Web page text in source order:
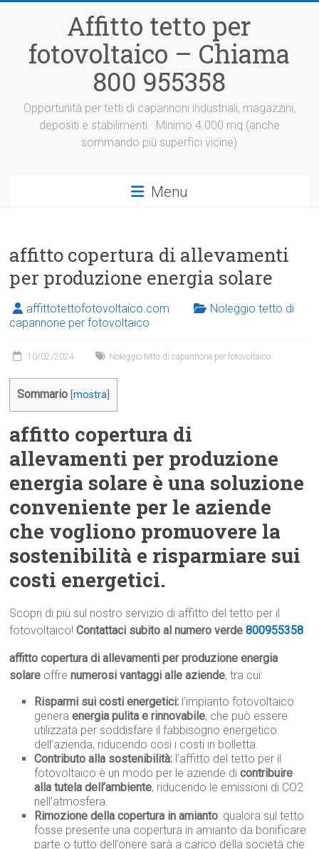
Affitto tetto per
fotovoltaico – Chiama
800 955358
Opportunità per tetti di capannoni industriali, magazzini,
depositi e stabilimenti · Minimo 4.000 mq (anche
sommando più superfici vicine)
Menu
affitto copertura di allevamenti
per produzione energia solare
affittotettofotovoltaico.com
Noleggio tetto di
capannone per fotovoltaico
10/02/2024 Noleggio tetto di capannone per fotovoltaico
Sommario [mostra
affitto copertura di
allevamenti per produzione
energia solare è una soluzione
conveniente per le aziende
che vogliono promuovere la
sostenibilità e risparmiare sui
costi energetici.
Scopri di più sul nostro servizio di affitto del tetto per il
fotovoltaico!Contattaci subito al numero verde 800955358.
affitto copertura di allevamenti per produzione energia
solare offrenumerosi vantaggi alle aziende, tra cui:
Risparmi sui costi energetici: l’impianto fotovoltaico
generaenergia pulita e rinnovabile, che può essere
utilizzata per soddisfare il fabbisogno energetico
dell’azienda, riducendo così i costi in bolletta.
Contributo alla sostenibilità: l’affitto del tetto per il
fotovoltaico è un modo per le aziende dicontribuire
alla tutela dell’ambiente, riducendo le emissioni di CO2
nell’atmosfera.
Rimozione della copertura in amianto: qualora sul tetto
fosse presente una copertura in amianto da bonificare
parte o tutto dell’onere sarà a carico della società che